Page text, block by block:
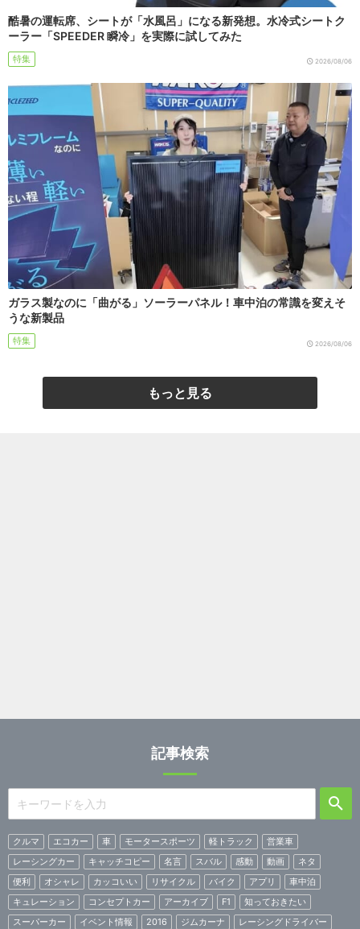
酷暑の運転席、シートが「水風呂」になる新発想。水冷式シートク
ーラー「SPEEDER 瞬冷」を実際に試してみた
特集 2026/08/06
ガラス製なのに「曲がる」ソーラーパネル！車中泊の常識を変えそ
うな新製品
特集 2026/08/06
もっと見る
記事検索
クルマ エコカー 車 モータースポーツ 軽トラック
営業車
レーシングカー
キャッチコピー 名言 スバル 感動 動画
ネタ
便利
オシャレ カッコいい リサイクル バイク アプリ
車中泊
キュレーション
コンセプトカー アーカイブ F1
知っておきたい
スーパーカー
イベント情報 2016 ジムカーナ
レーシングドライバー